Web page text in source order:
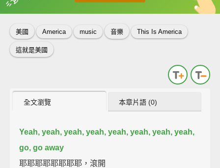
收錄佳句 中
英
美國 America music 音樂 This Is America
這就是美國
全文瀏覽 本章片語 (0)
Yeah, yeah, yeah, yeah, yeah, yeah, yeah, yeah,
go, go away
耶耶耶耶耶耶耶耶，滾開